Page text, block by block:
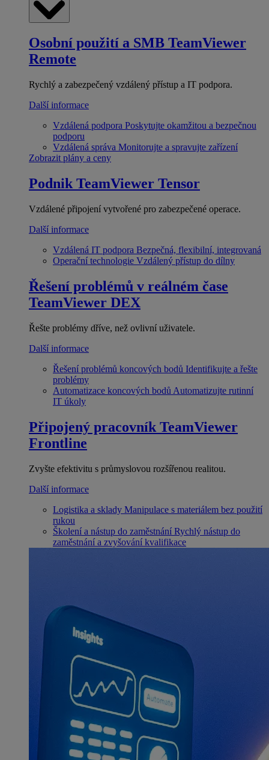
Osobní použití a SMB TeamViewer
Remote
Rychlý a zabezpečený vzdálený přístup a IT podpora.
Další informace
Vzdálená podpora Poskytujte okamžitou a bezpečnou
podporu
Vzdálená správa Monitorujte a spravujte zařízení
Zobrazit plány a ceny
Podnik TeamViewer Tensor
Vzdálené připojení vytvořené pro zabezpečené operace.
Další informace
Vzdálená IT podpora Bezpečná, flexibilní, integrovaná
Operační technologie Vzdálený přístup do dílny
Řešení problémů v reálném čase
TeamViewer DEX
Řešte problémy dříve, než ovlivní uživatele.
Další informace
Řešení problémů koncových bodů Identifikujte a řešte
problémy
Automatizace koncových bodů Automatizujte rutinní
IT úkoly
Připojený pracovník TeamViewer
Frontline
Zvyšte efektivitu s průmyslovou rozšířenou realitou.
Další informace
Logistika a sklady Manipulace s materiálem bez použití
rukou
Školení a nástup do zaměstnání Rychlý nástup do
zaměstnání a zvyšování kvalifikace